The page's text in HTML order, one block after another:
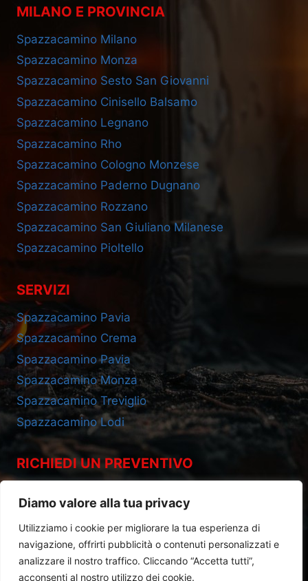
Diamo valore alla tua privacy
Utilizziamo i cookie per migliorare la tua esperienza di
navigazione, offrirti pubblicità o contenuti personalizzati e
analizzare il nostro traffico. Cliccando “Accetta tutti”,
acconsenti al nostro utilizzo dei cookie.
MILANO E PROVINCIA
Spazzacamino Milano
Spazzacamino Monza
Spazzacamino Sesto San Giovanni
Spazzacamino Cinisello Balsamo
Spazzacamino Legnano
Spazzacamino Rho
Spazzacamino Cologno Monzese
Spazzacamino Paderno Dugnano
Spazzacamino Rozzano
Spazzacamino San Giuliano Milanese
Spazzacamino Pioltello
SERVIZI
Spazzacamino Pavia
Spazzacamino Crema
Spazzacamino Pavia
Spazzacamino Monza
Spazzacamino Treviglio
Spazzacamino Lodi
RICHIEDI UN PREVENTIVO
Cell 393.2685695